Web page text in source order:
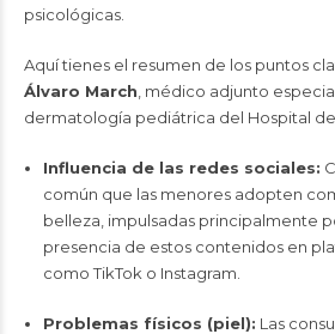
psicológicas.
Aquí tienes el resumen de los puntos
Álvaro March, médico adjunto
dermatología pediátrica del Hospital
Influencia de las redes sociales:
común que las menores adopten
belleza, impulsadas principalmente
presencia de estos contenidos en
como TikTok o Instagram.
Problemas físicos (piel): Las